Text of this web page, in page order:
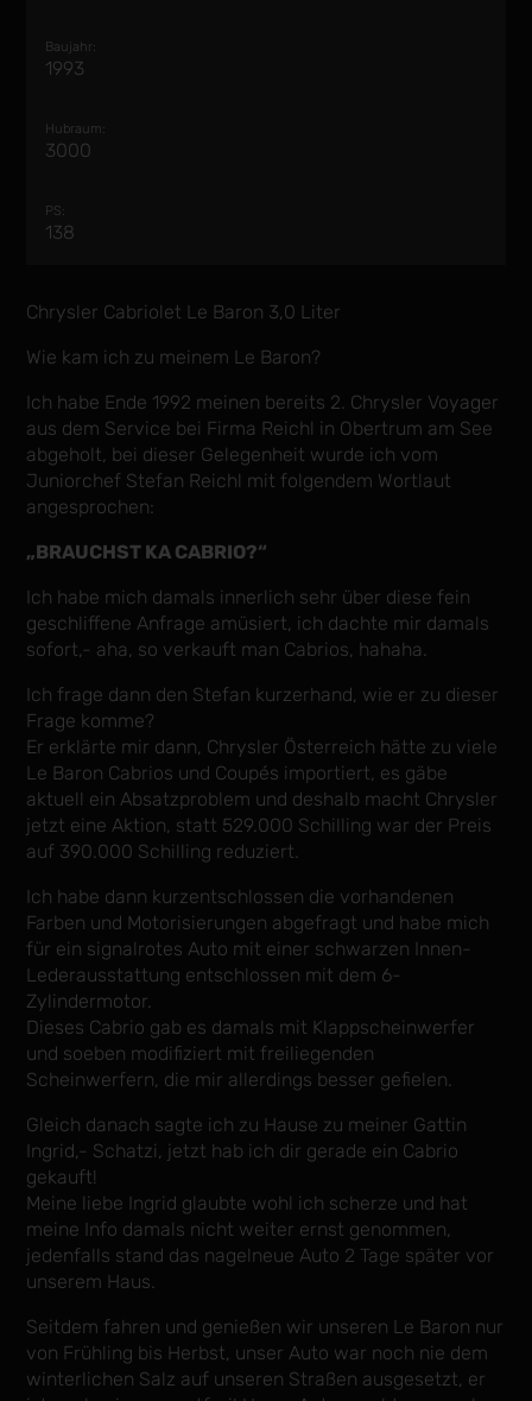
Baujahr:
1993
Hubraum:
3000
PS:
138
Chrysler Cabriolet Le Baron 3,0 Liter
Wie kam ich zu meinem Le Baron?
Ich habe Ende 1992 meinen bereits 2. Chrysler Voyager
aus dem Service bei Firma Reichl in Obertrum am See
abgeholt, bei dieser Gelegenheit wurde ich vom
Juniorchef Stefan Reichl mit folgendem Wortlaut
angesprochen:
„BRAUCHST KA CABRIO?“
Ich habe mich damals innerlich sehr über diese fein
geschliffene Anfrage amüsiert, ich dachte mir damals
sofort,- aha, so verkauft man Cabrios, hahaha.
Ich frage dann den Stefan kurzerhand, wie er zu dieser
Frage komme?
Er erklärte mir dann, Chrysler Österreich hätte zu viele
Le Baron Cabrios und Coupés importiert, es gäbe
aktuell ein Absatzproblem und deshalb macht Chrysler
jetzt eine Aktion, statt 529.000 Schilling war der Preis
auf 390.000 Schilling reduziert.
Ich habe dann kurzentschlossen die vorhandenen
Farben und Motorisierungen abgefragt und habe mich
für ein signalrotes Auto mit einer schwarzen Innen-
Lederausstattung entschlossen mit dem 6-
Zylindermotor.
Dieses Cabrio gab es damals mit Klappscheinwerfer
und soeben modifiziert mit freiliegenden
Scheinwerfern, die mir allerdings besser gefielen.
Gleich danach sagte ich zu Hause zu meiner Gattin
Ingrid,- Schatzi, jetzt hab ich dir gerade ein Cabrio
gekauft!
Meine liebe Ingrid glaubte wohl ich scherze und hat
meine Info damals nicht weiter ernst genommen,
jedenfalls stand das nagelneue Auto 2 Tage später vor
unserem Haus.
Seitdem fahren und genießen wir unseren Le Baron nur
von Frühling bis Herbst, unser Auto war noch nie dem
winterlichen Salz auf unseren Straßen ausgesetzt, er